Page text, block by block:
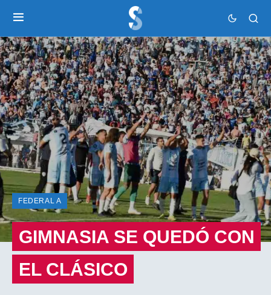
FEDERAL A
GIMNASIA SE QUEDÓ CON
EL CLÁSICO